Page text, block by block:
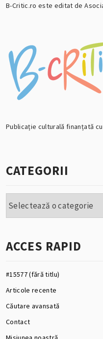
B-Critic.ro este editat de
Publicație culturală finanțată
CATEGORII
ACCES RAPID
#15577 (fără titlu)
Articole recente
Căutare avansată
Contact